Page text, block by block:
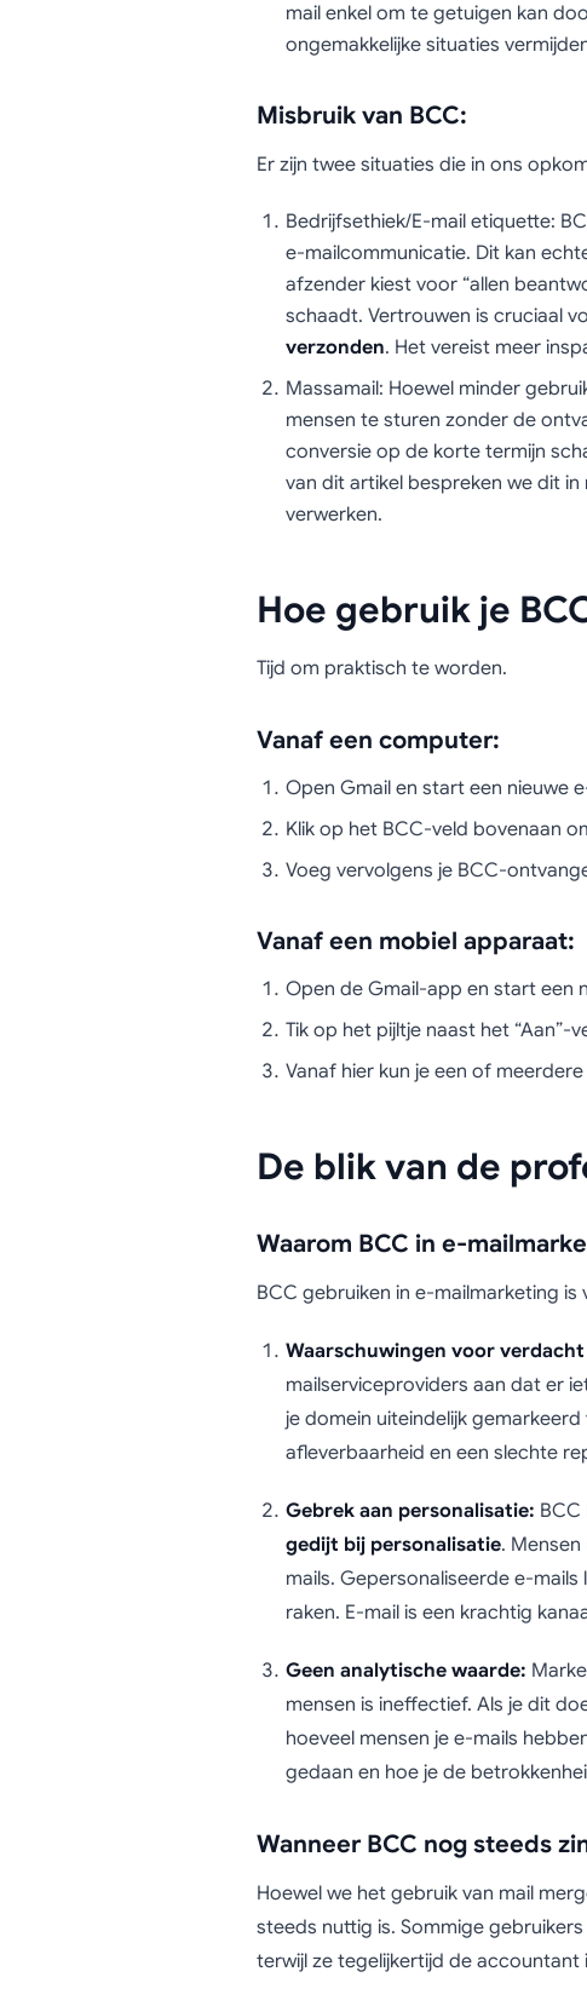
mail enkel om te getuigen kan
ongemakkelijke situaties
Misbruik van BCC:
Er zijn twee situaties die in ons
Bedrijfsethiek/E-mail etiquette:
e-mailcommunicatie. Dit kan
afzender kiest voor “allen
schaadt. Vertrouwen is cruciaal
verzonden. Het vereist meer
Massamail: Hoewel minder
mensen te sturen zonder de
conversie op de korte termijn
van dit artikel bespreken we dit
verwerken.
Hoe gebruik je
Tijd om praktisch te worden.
Vanaf een computer:
Open Gmail en start een nieuwe
Klik op het BCC-veld bovenaan
Voeg vervolgens je BCC-
Vanaf een mobiel apparaat:
Open de Gmail-app en start een
Tik op het pijltje naast het “Aan”-
Vanaf hier kun je een of
De blik van de
Waarom BCC in e-
BCC gebruiken in e-mailmarketing
Waarschuwingen voor
mailserviceproviders aan dat er
je domein uiteindelijk
afleverbaarheid en een slechte
Gebrek aan personalisatie:
gedijt bij personalisatie.
mails. Gepersonaliseerde e-
raken. E-mail is een krachtig
Geen analytische waarde:
mensen is ineffectief. Als je dit
hoeveel mensen je e-mails
gedaan en hoe je de
Wanneer BCC nog steeds
Hoewel we het gebruik van mail
steeds nuttig is. Sommige
terwijl ze tegelijkertijd de